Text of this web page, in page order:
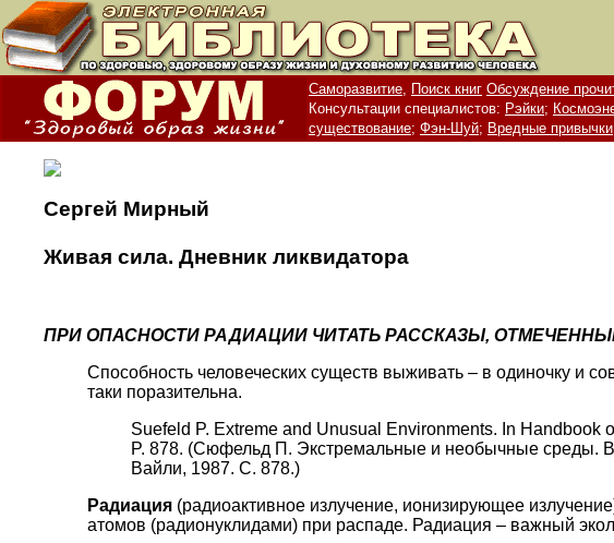
Саморазвитие, Поиск книг Обсуждение
Консультации специалистов: Рэйки;
существование; Фэн-Шуй; Вредные привычки
Сергей Мирный
Живая сила. Дневник ликвидатора
ПРИ ОПАСНОСТИ РАДИАЦИИ ЧИТАТЬ РАССКАЗЫ,
Способность человеческих существ выживать – в одиночку и
таки поразительна.
Suefeld P. Extreme and Unusual Environments. In Handbook
P. 878. (Сюфельд П. Экстремальные и необычные среды.
Вайли, 1987. С. 878.)
Радиация (радиоактивное излучение, ионизирующее
атомов (радионуклидами) при распаде. Радиация – важный